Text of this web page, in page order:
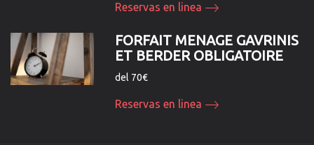
Reservas en linea
FORFAIT MENAGE GAVRINIS
ET BERDER OBLIGATOIRE
del 70€
Reservas en linea